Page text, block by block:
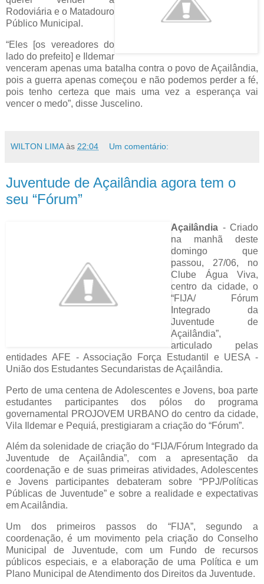
Rodoviária e o Matadouro
Público Municipal.
“Eles [os vereadores do
lado do prefeito] e Ildemar
venceram apenas uma batalha contra o povo de Açailândia,
pois a guerra apenas começou e não podemos perder a fé,
pois tenho certeza que mais uma vez a esperança vai
vencer o medo”, disse Juscelino.
WILTON LIMA às 22:04 Um comentário:
Juventude de Açailândia agora tem o
seu “Fórum”
Açailândia - Criado
na manhã deste
domingo que
passou, 27/06, no
Clube Água Viva,
centro da cidade, o
“FIJA/ Fórum
Integrado da
Juventude de
Açailândia”,
articulado pelas
entidades AFE - Associação Força Estudantil e UESA -
União dos Estudantes Secundaristas de Açailândia.
Perto de uma centena de Adolescentes e Jovens, boa parte
estudantes participantes dos pólos do programa
governamental PROJOVEM URBANO do centro da cidade,
Vila Ildemar e Pequiá, prestigiaram a criação do “Fórum”.
Além da solenidade de criação do “FIJA/Fórum Integrado da
Juventude de Açailândia”, com a apresentação da
coordenação e de suas primeiras atividades, Adolescentes
e Jovens participantes debateram sobre “PPJ/Políticas
Públicas de Juventude” e sobre a realidade e expectativas
em Acailândia.
Um dos primeiros passos do “FIJA”, segundo a
coordenação, é um movimento pela criação do Conselho
Municipal de Juventude, com um Fundo de recursos
públicos especiais, e a elaboração de uma Política e um
Plano Municipal de Atendimento dos Direitos da Juventude.